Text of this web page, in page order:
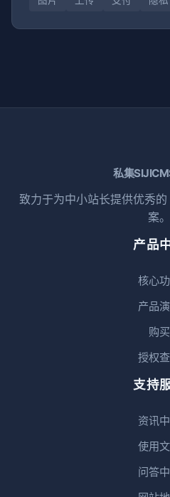
私集
致力于为中小站长提供优秀
案。
产品
核心
产品
购买
授权
支持
资讯
使用
问答